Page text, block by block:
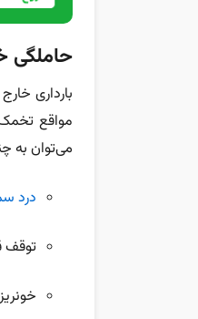
حاملگی
بارداری
مواقع
می‌توان به
درد
توقف